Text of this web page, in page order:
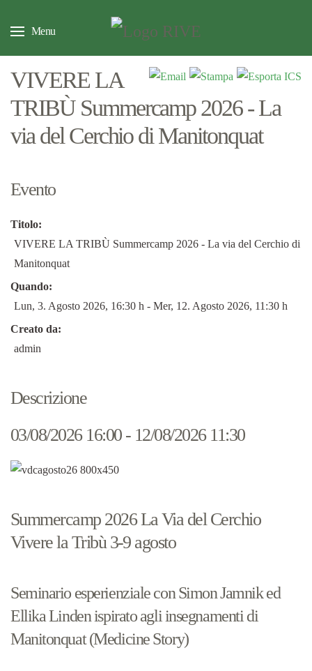
Menu
VIVERE LA
TRIBÙ Summercamp 2026 - La
via del Cerchio di Manitonquat
Evento
Titolo:
VIVERE LA TRIBÙ Summercamp 2026 - La via del Cerchio di
Manitonquat
Quando:
Lun, 3. Agosto 2026, 16:30 h - Mer, 12. Agosto 2026, 11:30 h
Creato da:
admin
Descrizione
03/08/2026 16:00 - 12/08/2026 11:30
Summercamp 2026 La Via del Cerchio
Vivere la Tribù 3-9 agosto
Seminario esperienziale con Simon Jamnik ed
Ellika Linden ispirato agli insegnamenti di
Manitonquat (Medicine Story)